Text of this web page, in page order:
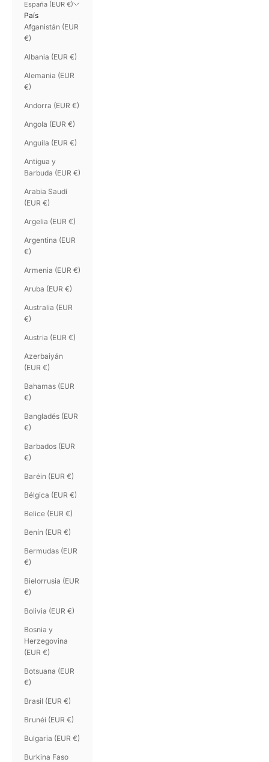
España (EUR €)
País
Afganistán (EUR
€)
Albania (EUR €)
Alemania (EUR
€)
Andorra (EUR €)
Angola (EUR €)
Anguila (EUR €)
Antigua y
Barbuda (EUR €)
Arabia Saudí
(EUR €)
Argelia (EUR €)
Argentina (EUR
€)
Armenia (EUR €)
Aruba (EUR €)
Australia (EUR
€)
Austria (EUR €)
Azerbaiyán
(EUR €)
Bahamas (EUR
€)
Bangladés (EUR
€)
Barbados (EUR
€)
Baréin (EUR €)
Bélgica (EUR €)
Belice (EUR €)
Benín (EUR €)
Bermudas (EUR
€)
Bielorrusia (EUR
€)
Bolivia (EUR €)
Bosnia y
Herzegovina
(EUR €)
Botsuana (EUR
€)
Brasil (EUR €)
Brunéi (EUR €)
Bulgaria (EUR €)
Burkina Faso